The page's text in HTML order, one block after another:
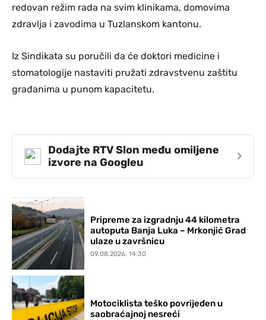
redovan režim rada na svim klinikama, domovima
zdravlja i zavodima u Tuzlanskom kantonu.
Iz Sindikata su poručili da će doktori medicine i
stomatologije nastaviti pružati zdravstvenu zaštitu
građanima u punom kapacitetu.
Dodajte RTV Slon među omiljene
izvore na Googleu
›
Pripreme za izgradnju 44 kilometra
autoputa Banja Luka – Mrkonjić Grad
ulaze u završnicu
09.08.2026. 14:30
Motociklista teško povrijeđen u
saobraćajnoj nesreći